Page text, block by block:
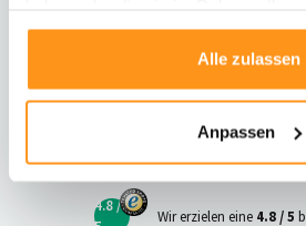
gesammelt haben.
Alle zulassen
Anpassen
23
4.8 /
Wir erzielen eine 4.8 / 5